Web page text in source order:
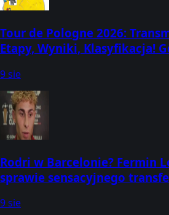
Tour de Pologne 2026:
Etapy, Wyniki, Klasyfikacja!
9 sie
Rodri w Barcelonie? Fermin
sprawie sensacyjnego
9 sie